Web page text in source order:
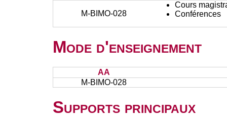
M-BIMO-028
Cours
Conférences
Mode d'enseignement
AA
M-BIMO-028
Supports principaux